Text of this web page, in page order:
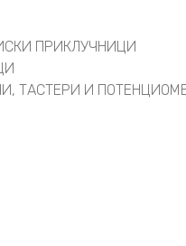
ПРИКЛУЧНИЦИ
ТАСТЕРИ И